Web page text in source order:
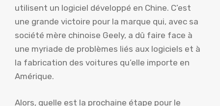
utilisent un logiciel développé en Chine. C’est
une grande victoire pour la marque qui, avec sa
société mère chinoise Geely, a dû faire face à
une myriade de problèmes liés aux logiciels et à
la fabrication des voitures qu’elle importe en
Amérique.
Alors, quelle est la prochaine étape pour le